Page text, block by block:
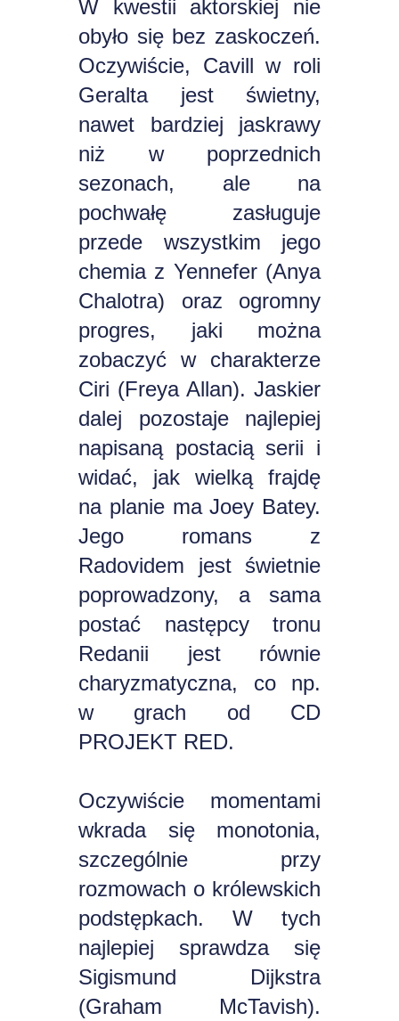
W kwestii aktorskiej nie
obyło się bez zaskoczeń.
Oczywiście, Cavill w roli
Geralta jest świetny,
nawet bardziej jaskrawy
niż w poprzednich
sezonach, ale na
pochwałę zasługuje
przede wszystkim jego
chemia z Yennefer (Anya
Chalotra) oraz ogromny
progres, jaki można
zobaczyć w charakterze
Ciri (Freya Allan). Jaskier
dalej pozostaje najlepiej
napisaną postacią serii i
widać, jak wielką frajdę
na planie ma Joey Batey.
Jego romans z
Radovidem jest świetnie
poprowadzony, a sama
postać następcy tronu
Redanii jest równie
charyzmatyczna, co np.
w grach od CD
PROJEKT RED.
Oczywiście momentami
wkrada się monotonia,
szczególnie przy
rozmowach o królewskich
podstępkach. W tych
najlepiej sprawdza się
Sigismund Dijkstra
(Graham McTavish).